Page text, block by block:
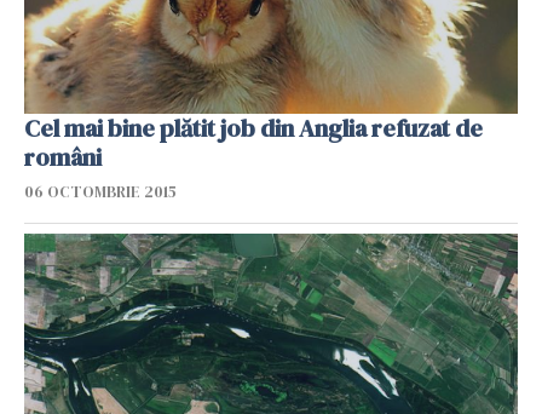
Cel mai bine plătit job din Anglia refuzat de
români
06 OCTOMBRIE 2015